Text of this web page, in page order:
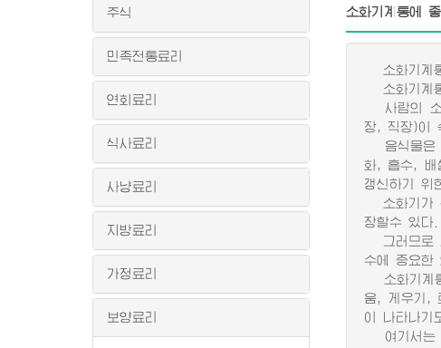
소화기계통에 좋
소화기계
소화기계
사람의 소
장, 직장)이
음식물은
화, 흡수, 배
갱신하기 위
소화기가
장할수 있다.
그러므로
수에 중요한
소화기계
움, 게우기,
이 나타나기
여기서는
주식
민족전통료리
연회료리
식사료리
사냥료리
지방료리
가정료리
보양료리